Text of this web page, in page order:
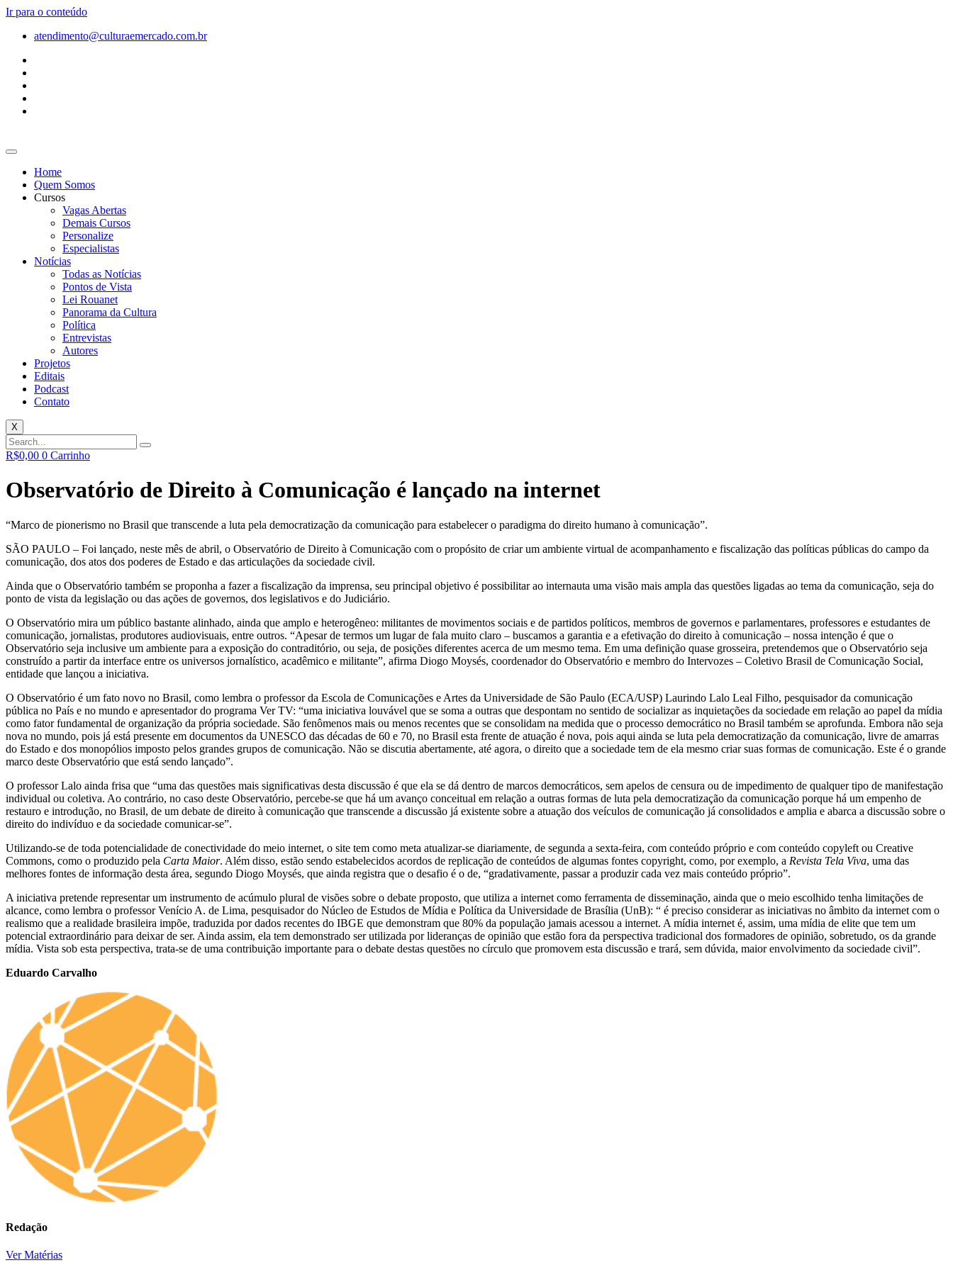
Ir para o conteúdo
atendimento@culturaemercado.com.br
Home
Quem Somos
Cursos
Vagas Abertas
Demais Cursos
Personalize
Especialistas
Notícias
Todas as Notícias
Pontos de Vista
Lei Rouanet
Panorama da Cultura
Política
Entrevistas
Autores
Projetos
Editais
Podcast
Contato
X
R$0,00 0 Carrinho
Observatório de Direito à Comunicação é lançado na internet
“Marco de pionerismo no Brasil que transcende a luta pela democratização da comunicação para estabelecer o paradigma do direito humano à comunicação”.
SÃO PAULO – Foi lançado, neste mês de abril, o Observatório de Direito à Comunicação com o propósito de criar um ambiente virtual de acompanhamento e fiscalização das políticas públicas do campo da
comunicação, dos atos dos poderes de Estado e das articulações da sociedade civil.
Ainda que o Observatório também se proponha a fazer a fiscalização da imprensa, seu principal objetivo é possibilitar ao internauta uma visão mais ampla das questões ligadas ao tema da comunicação, seja do
ponto de vista da legislação ou das ações de governos, dos legislativos e do Judiciário.
O Observatório mira um público bastante alinhado, ainda que amplo e heterogêneo: militantes de movimentos sociais e de partidos políticos, membros de governos e parlamentares, professores e estudantes de
comunicação, jornalistas, produtores audiovisuais, entre outros. “Apesar de termos um lugar de fala muito claro – buscamos a garantia e a efetivação do direito à comunicação – nossa intenção é que o
Observatório seja inclusive um ambiente para a exposição do contraditório, ou seja, de posições diferentes acerca de um mesmo tema. Em uma definição quase grosseira, pretendemos que o Observatório seja
construído a partir da interface entre os universos jornalístico, acadêmico e militante”, afirma Diogo Moysés, coordenador do Observatório e membro do Intervozes – Coletivo Brasil de Comunicação Social,
entidade que lançou a iniciativa.
O Observatório é um fato novo no Brasil, como lembra o professor da Escola de Comunicações e Artes da Universidade de São Paulo (ECA/USP) Laurindo Lalo Leal Filho, pesquisador da comunicação
pública no País e no mundo e apresentador do programa Ver TV: “uma iniciativa louvável que se soma a outras que despontam no sentido de socializar as inquietações da sociedade em relação ao papel da mídia
como fator fundamental de organização da própria sociedade. São fenômenos mais ou menos recentes que se consolidam na medida que o processo democrático no Brasil também se aprofunda. Embora não seja
nova no mundo, pois já está presente em documentos da UNESCO das décadas de 60 e 70, no Brasil esta frente de atuação é nova, pois aqui ainda se luta pela democratização da comunicação, livre de amarras
do Estado e dos monopólios imposto pelos grandes grupos de comunicação. Não se discutia abertamente, até agora, o direito que a sociedade tem de ela mesmo criar suas formas de comunicação. Este é o grande
marco deste Observatório que está sendo lançado”.
O professor Lalo ainda frisa que “uma das questões mais significativas desta discussão é que ela se dá dentro de marcos democráticos, sem apelos de censura ou de impedimento de qualquer tipo de manifestação
individual ou coletiva. Ao contrário, no caso deste Observatório, percebe-se que há um avanço conceitual em relação a outras formas de luta pela democratização da comunicação porque há um empenho de
restauro e introdução, no Brasil, de um debate de direito à comunicação que transcende a discussão já existente sobre a atuação dos veículos de comunicação já consolidados e amplia e abarca a discussão sobre o
direito do indivíduo e da sociedade comunicar-se”.
Utilizando-se de toda potencialidade de conectividade do meio internet, o site tem como meta atualizar-se diariamente, de segunda a sexta-feira, com conteúdo próprio e com conteúdo copyleft ou Creative
Commons, como o produzido pela Carta Maior. Além disso, estão sendo estabelecidos acordos de replicação de conteúdos de algumas fontes copyright, como, por exemplo, a Revista Tela Viva, uma das
melhores fontes de informação desta área, segundo Diogo Moysés, que ainda registra que o desafio é o de, “gradativamente, passar a produzir cada vez mais conteúdo próprio”.
A iniciativa pretende representar um instrumento de acúmulo plural de visões sobre o debate proposto, que utiliza a internet como ferramenta de disseminação, ainda que o meio escolhido tenha limitações de
alcance, como lembra o professor Venício A. de Lima, pesquisador do Núcleo de Estudos de Mídia e Política da Universidade de Brasília (UnB): “ é preciso considerar as iniciativas no âmbito da internet com o
realismo que a realidade brasileira impõe, traduzida por dados recentes do IBGE que demonstram que 80% da população jamais acessou a internet. A mídia internet é, assim, uma mídia de elite que tem um
potencial extraordinário para deixar de ser. Ainda assim, ela tem demonstrado ser utilizada por lideranças de opinião que estão fora da perspectiva tradicional dos formadores de opinião, sobretudo, os da grande
mídia. Vista sob esta perspectiva, trata-se de uma contribuição importante para o debate destas questões no círculo que promovem esta discussão e trará, sem dúvida, maior envolvimento da sociedade civil”.
Eduardo Carvalho
Redação
Ver Matérias